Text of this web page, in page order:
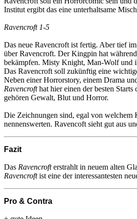
Institut ergibt das eine unterhaltsame
Ravencroft 1-5
Das neue Ravencroft ist fertig. Aber tief
über Ravencroft. Der Kingpin hat
bekämpfen. Misty Knight, Man-Wolf und
Das Ravencroft soll zukünftig eine
Neben einer Horrorstory, einem Drama
Ravencrofthat hier einen der besten
gehören Gewalt, Blut und Horror.
Die Zeichnungen sind, egal von welchem
nennenswerten. Ravencoft sieht gut aus
Fazit
Das Ravencrofterstrahlt in neuem alten
Ravencroftist eine der interessantesten
Pro & Contra